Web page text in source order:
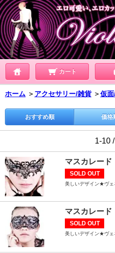
カート
ホーム ＞ アクセサリー/雑貨 ＞仮
おすすめ順 価格
1-10
マスカレード
SOLD OUT
美しいデザイン★ヴ
マスカレード
SOLD OUT
美しいデザイン★ヴ